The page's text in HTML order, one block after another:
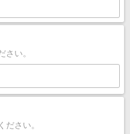
さい。
ださい。